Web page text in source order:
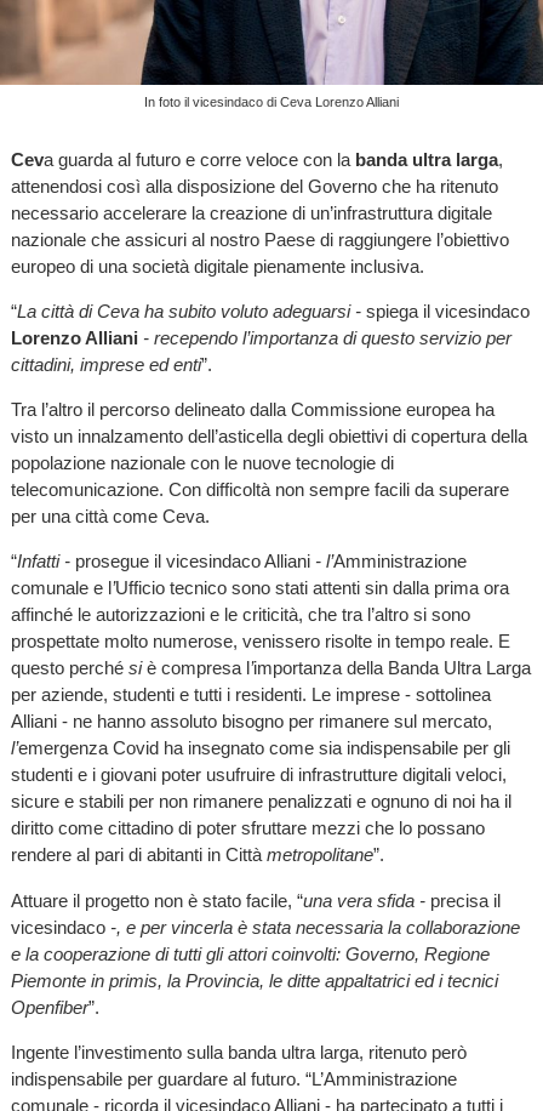
In foto il vicesindaco di Ceva Lorenzo Alliani
Ceva guarda al futuro e corre veloce con la banda ultra larga,
attenendosi così alla disposizione del Governo che ha ritenuto
necessario accelerare la creazione di un’infrastruttura digitale
nazionale che assicuri al nostro Paese di raggiungere l’obiettivo
europeo di una società digitale pienamente inclusiva.
“La città di Ceva ha subito voluto adeguarsi - spiega il vicesindaco
Lorenzo Alliani - recependo l’importanza di questo servizio per
cittadini, imprese ed enti”.
Tra l’altro il percorso delineato dalla Commissione europea ha
visto un innalzamento dell’asticella degli obiettivi di copertura della
popolazione nazionale con le nuove tecnologie di
telecomunicazione. Con difficoltà non sempre facili da superare
per una città come Ceva.
“Infatti - prosegue il vicesindaco Alliani-l’Amministrazione
comunale e l’Ufficio tecnico sono stati attenti sin dalla prima ora
affinché le autorizzazioni e le criticità, che tra l’altro si sono
prospettate molto numerose, venissero risolte in tempo reale. E
questo perché siè compresa l’importanza della Banda Ultra Larga
per aziende, studenti e tutti i residenti. Le imprese - sottolinea
Alliani - ne hanno assoluto bisogno per rimanere sul mercato,
l’emergenza Covid ha insegnato come sia indispensabile per gli
studenti e i giovani poter usufruire di infrastrutture digitali veloci,
sicure e stabili per non rimanere penalizzati e ognuno di noi ha il
diritto come cittadino di poter sfruttare mezzi che lo possano
rendere al pari di abitanti in Città metropolitane”.
Attuare il progetto non è stato facile, “una vera sfida - precisa il
vicesindaco-, e per vincerla è stata necessaria la collaborazione
e la cooperazione di tutti gli attori coinvolti: Governo, Regione
Piemonte in primis, la Provincia, le ditte appaltatrici ed i tecnici
Openfiber”.
Ingente l’investimento sulla banda ultra larga, ritenuto però
indispensabile per guardare al futuro. “L’Amministrazione
comunale - ricorda il vicesindaco Alliani - ha partecipato a tutti i